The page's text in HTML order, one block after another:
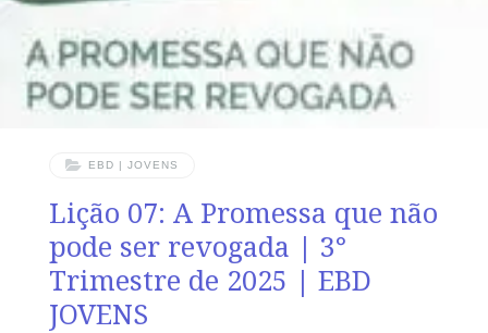
EBD | JOVENS
Lição 07: A Promessa que não
pode ser revogada | 3°
Trimestre de 2025 | EBD
JOVENS